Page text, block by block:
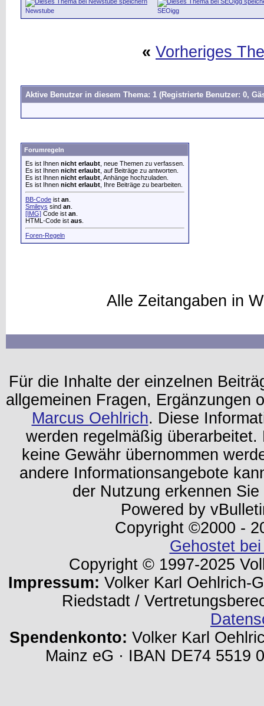
Newstube SEOigg
« Vorheriges
Aktive Benutzer in diesem Thema: 1 (Registrierte Benutzer: 0,
Forumregeln
Es ist Ihnen nicht erlaubt , neue Themen zu verfassen.
Es ist Ihnen nicht erlaubt , auf Beiträge zu antworten.
Es ist Ihnen nicht erlaubt , Anhänge hochzuladen.
Es ist Ihnen nicht erlaubt , Ihre Beiträge zu bearbeiten.
BB-Code ist an
Smileys sind an
[IMG] Code ist an
HTML-Code ist aus
Foren-Regeln
Alle Zeitangaben in
Für die Inhalte der einzelnen
allgemeinen Fragen, Ergänzungen
Marcus Oehlrich. Diese
werden regelmäßig
keine Gewähr übernommen
andere Informationsangebote
der Nutzung erkennen
Powered by
Copyright ©2000 -
Gehostet
Copyright © 1997-2025
Impressum: Volker Karl Oehlrich-
Riedstadt /
Spendenkonto: Volker Karl
Mainz eG · IBAN DE74 5519